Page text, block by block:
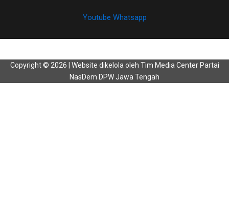
Youtube Whatsapp
Copyright © 2026 | Website dikelola oleh Tim Media Center Partai
NasDem DPW Jawa Tengah